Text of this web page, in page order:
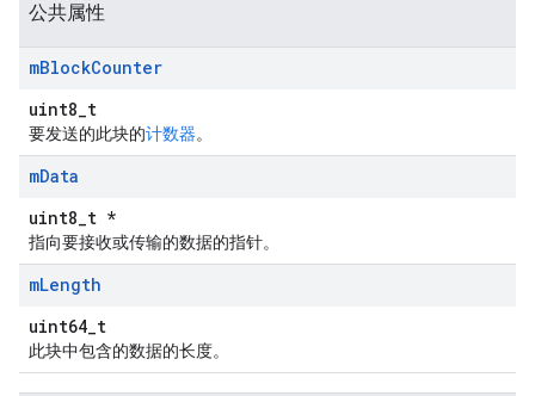
公共属性
mBlockCounter
uint8_t
要发送的此块的计数器。
mData
uint8_t *
指向要接收或传输的数据的指针。
mLength
uint64_t
此块中包含的数据的长度。